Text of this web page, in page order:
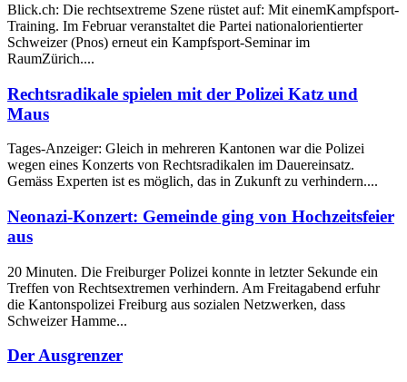
Blick.ch: Die rechtsextreme Szene rüstet auf: Mit einemKampfsport-
Training. Im Februar veranstaltet die Partei nationalorientierter
Schweizer (Pnos) erneut ein Kampfsport-Seminar im
RaumZürich....
Rechtsradikale spielen mit der Polizei Katz und
Maus
Tages-Anzeiger: Gleich in mehreren Kantonen war die Polizei
wegen eines Konzerts von Rechtsradikalen im Dauereinsatz.
Gemäss Experten ist es möglich, das in Zukunft zu verhindern....
Neonazi-Konzert: Gemeinde ging von Hochzeitsfeier
aus
20 Minuten. Die Freiburger Polizei konnte in letzter Sekunde ein
Treffen von Rechtsextremen verhindern. Am Freitagabend erfuhr
die Kantonspolizei Freiburg aus sozialen Netzwerken, dass
Schweizer Hamme...
Der Ausgrenzer